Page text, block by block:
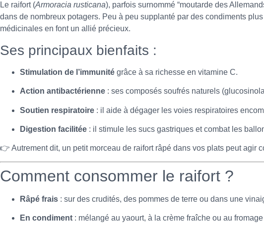
Le raifort (Armoracia rusticana), parfois surnommé “moutarde des
dans de nombreux potagers. Peu à peu supplanté par des condiments
médicinales en font un allié précieux.
Ses principaux bienfaits :
Stimulation de l’immunité grâce à sa richesse en vitamine C.
Action antibactérienne : ses composés soufrés naturels
Soutien respiratoire : il aide à dégager les voies respiratoires
Digestion facilitée : il stimule les sucs gastriques et combat les
👉 Autrement dit, un petit morceau de raifort râpé dans vos plats peut agir
Comment consommer le raifort ?
Râpé frais : sur des crudités, des pommes de terre ou dans une
En condiment : mélangé au yaourt, à la crème fraîche ou au